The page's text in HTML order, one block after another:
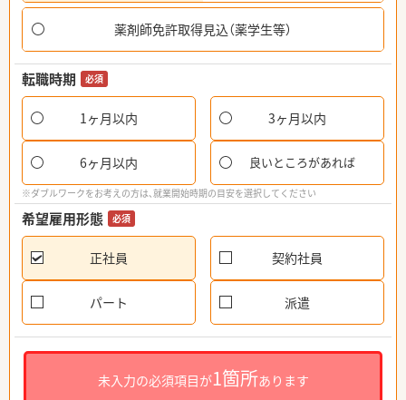
薬剤師免許取得見込（薬学生等）
転職時期 必須
1ヶ月以内 3ヶ月以内
6ヶ月以内 良いところがあれば
※ダブルワークをお考えの方は、就業開始時期の目安を選択してください
希望雇用形態 必須
正社員 契約社員
パート 派遣
未入力の必須項目が1箇所あります